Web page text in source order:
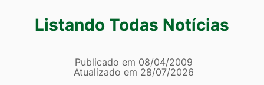
para
principal
Listando Todas Notícias
Página Listando Todas
Informações
Publicado em 08/04/2009
Atualizado em 28/07/2026